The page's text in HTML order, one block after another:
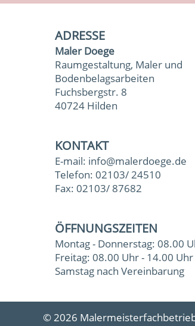
ADRESSE
Maler Doege
Raumgestaltung, Maler und
Bodenbelagsarbeiten
Fuchsbergstr. 8
40724 Hilden
KONTAKT
E-mail: info@malerdoege.de
Telefon: 02103/ 24510
Fax: 02103/ 87682
ÖFFNUNGSZEITEN
Montag - Donnerstag: 08.00
Freitag: 08.00 Uhr - 14.00 Uhr
Samstag nach Vereinbarung
© 2026